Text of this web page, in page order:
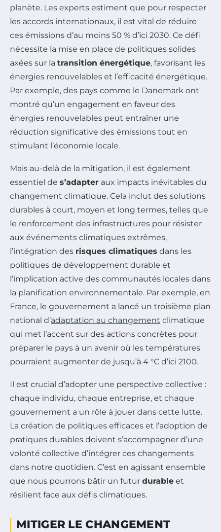
planète. Les experts estiment que pour respecter
les accords internationaux, il est vital de réduire
ces émissions d’au moins 50 % d’ici 2030. Ce défi
nécessite la mise en place de politiques solides
axées sur la transition énergétique, favorisant les
énergies renouvelables et l’efficacité énergétique.
Par exemple, des pays comme le Danemark ont
montré qu’un engagement en faveur des
énergies renouvelables peut entraîner une
réduction significative des émissions tout en
stimulant l’économie locale.
Mais au-delà de la mitigation, il est également
essentiel de s’adapter aux impacts inévitables du
changement climatique. Cela inclut des solutions
durables à court, moyen et long termes, telles que
le renforcement des infrastructures pour résister
aux événements climatiques extrêmes,
l’intégration des risques climatiques dans les
politiques de développement durable et
l’implication active des communautés locales dans
la planification environnementale. Par exemple, en
France, le gouvernement a lancé un troisième plan
national d’adaptation au changement climatique
qui met l’accent sur des actions concrètes pour
préparer le pays à un avenir où les températures
pourraient augmenter de jusqu’à 4 °C d’ici 2100.
Il est crucial d’adopter une perspective collective :
chaque individu, chaque entreprise, et chaque
gouvernement a un rôle à jouer dans cette lutte.
La création de politiques efficaces et l’adoption de
pratiques durables doivent s’accompagner d’une
volonté collective d’intégrer ces changements
dans notre quotidien. C’est en agissant ensemble
que nous pourrons bâtir un futur durable et
résilient face aux défis climatiques.
MITIGER LE CHANGEMENT